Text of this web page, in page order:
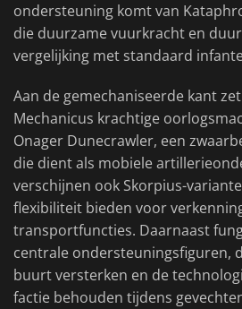
ondersteuning komt van
die duurzame vuurkracht en
vergelijking met standaard
Aan de gemechaniseerde kant
Mechanicus krachtige
Onager Dunecrawler, een
die dient als mobiele
verschijnen ook Skorpius-
flexibiliteit bieden voor
transportfuncties. Daarnaast
centrale ondersteuningsfiguren,
buurt versterken en de
factie behouden tijdens